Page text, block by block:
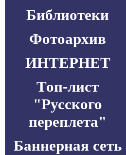
Библиотеки
Фотоархив
ИНТЕРНЕТ
Топ-лист
"Русского
переплета"
Баннерная сеть